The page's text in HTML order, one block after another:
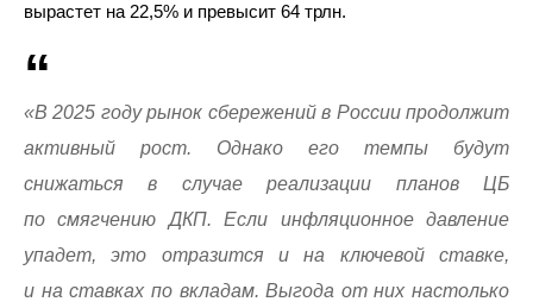
вырастет на 22,5% и превысит 64 трлн.
«В 2025 году рынок сбережений в России продолжит
активный рост. Однако его темпы будут
снижаться в случае реализации планов ЦБ
по смягчению ДКП. Если инфляционное давление
упадет, это отразится и на ключевой ставке,
и на ставках по вкладам. Выгода от них настолько